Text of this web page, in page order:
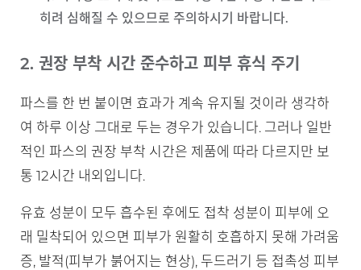
히려 심해질 수 있으므로 주의하시기 바랍니다.
2. 권장 부착 시간 준수하고 피부 휴식 주기
파스를 한 번 붙이면 효과가 계속 유지될 것이라 생각하
여 하루 이상 그대로 두는 경우가 있습니다. 그러나 일반
적인 파스의 권장 부착 시간은 제품에 따라 다르지만 보
통 12시간 내외입니다.
유효 성분이 모두 흡수된 후에도 접착 성분이 피부에 오
래 밀착되어 있으면 피부가 원활히 호흡하지 못해 가려움
증, 발적(피부가 붉어지는 현상), 두드러기 등 접촉성 피부